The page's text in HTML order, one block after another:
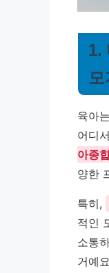
1.
육아
어디
아종
양한
특히,
적인
소통
거예